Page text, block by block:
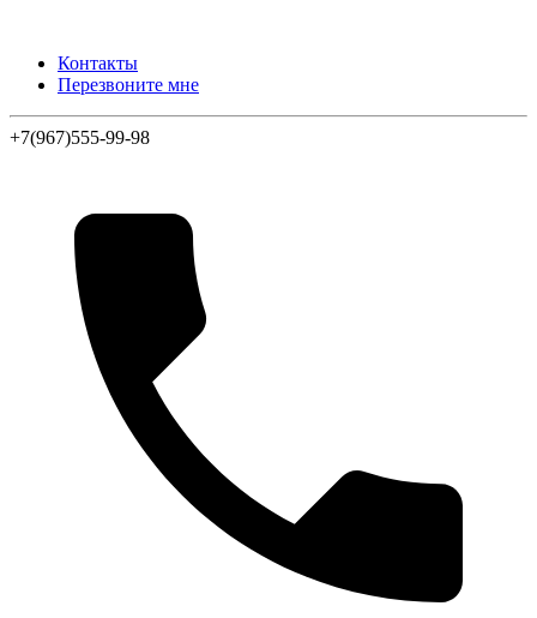
Контакты
Перезвоните мне
+7(967)555-99-98